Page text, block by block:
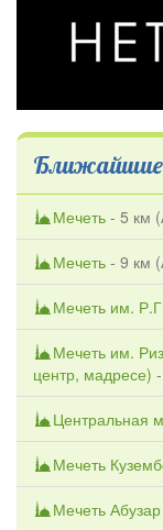
Мечеть - 5 км (
Мечеть - 9 км (
Мечеть им.
Мечеть им.
центр, мадресе)
Центральная
Мечеть
Мечеть Абузар